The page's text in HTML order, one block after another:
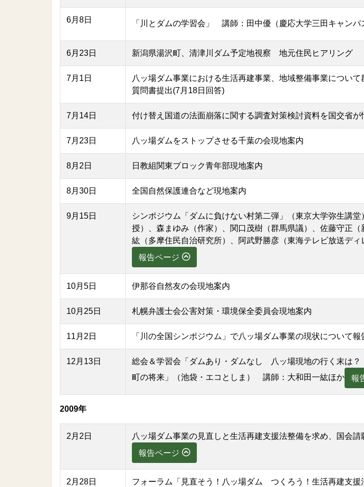
6月8日 「川とダムの学習会」 講師：田中優（慶応大学三田キャンパ
6月23日 新潟県湯沢町、清津川ダム予定地視察 地元住民ヒアリング
7月1日
八ッ場ダム事業における生活再建事業、地域整備事業につい
質問書提出(7月18日回答)
7月14日 付け替え国道の法面崩落に関する調査対策検討資料を国交省が
7月23日 八ッ場ダムをストップさせる千葉の会現地案内
8月2日 日教組関東ブロック青年部現地案内
8月30日 全国自然保護連合など現地案内
9月15日
シンポジウム「ダムに負けない村第二弾」（東京大学弥生講
授）、森まゆみ（作家）、関口茂樹（群馬県議）、佐藤守正
紘（多摩住民自治研究所）、阿武野勝彦（東海テレビ放送ディ
報告ページ
10月5日 伊那谷自然友の会現地案内
10月25日 札幌弁護士会公害対策・環境保全委員会現地案内
11月2日 「川の全国シンポジウム」で八ッ場ダム事業の現状について報
12月13日
総会＆学習会「ダムあり・ダムなし 八ッ場現地の行く末は
町の将来」（池袋・エコとしま） 講師：大和田一紘ほか
報
2009年
2月2日
八ッ場ダム事業の見直しと生活再建支援法整備を求め、国会請
報告ページ
2月28日 フォーラム「見直そう！八ッ場ダム つくろう！生活再建支援